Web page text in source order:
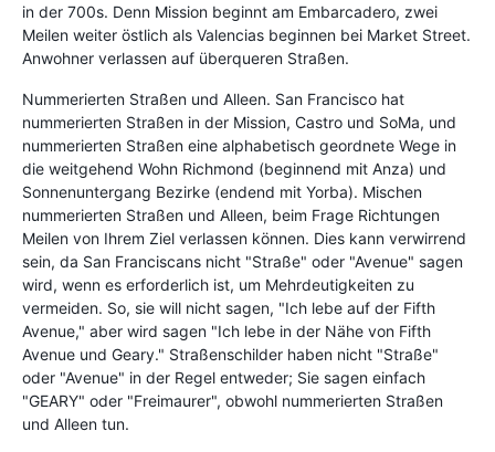
in der 700s. Denn Mission beginnt am Embarcadero, zwei
Meilen weiter östlich als Valencias beginnen bei Market Street.
Anwohner verlassen auf überqueren Straßen.
Nummerierten Straßen und Alleen. San Francisco hat
nummerierten Straßen in der Mission, Castro und SoMa, und
nummerierten Straßen eine alphabetisch geordnete Wege in
die weitgehend Wohn Richmond (beginnend mit Anza) und
Sonnenuntergang Bezirke (endend mit Yorba). Mischen
nummerierten Straßen und Alleen, beim Frage Richtungen
Meilen von Ihrem Ziel verlassen können. Dies kann verwirrend
sein, da San Franciscans nicht "Straße" oder "Avenue" sagen
wird, wenn es erforderlich ist, um Mehrdeutigkeiten zu
vermeiden. So, sie will nicht sagen, "Ich lebe auf der Fifth
Avenue," aber wird sagen "Ich lebe in der Nähe von Fifth
Avenue und Geary." Straßenschilder haben nicht "Straße"
oder "Avenue" in der Regel entweder; Sie sagen einfach
"GEARY" oder "Freimaurer", obwohl nummerierten Straßen
und Alleen tun.